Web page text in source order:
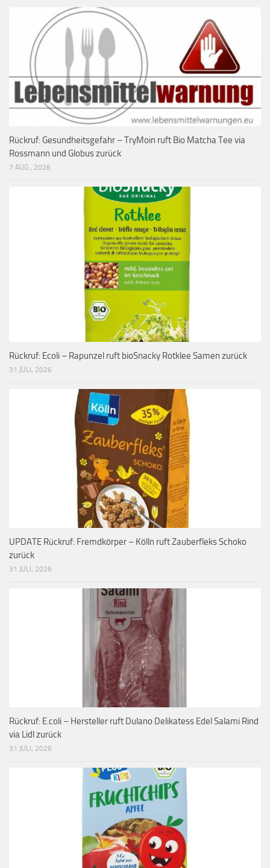
Rückruf: Gesundheitsgefahr – TryMoin ruft Bio Matcha Tee via
Rossmann und Globus zurück
7 AUG., 2026
Rückruf: Ecoli – Rapunzel ruft bioSnacky Rotklee Samen zurück
31 JULI, 2026
UPDATE Rückruf: Fremdkörper – Kölln ruft Zauberfleks Schoko
zurück
31 JULI, 2026
Rückruf: E.coli – Hersteller ruft Dulano Delikatess Edel Salami Rind
via Lidl zurück
31 JULI, 2026